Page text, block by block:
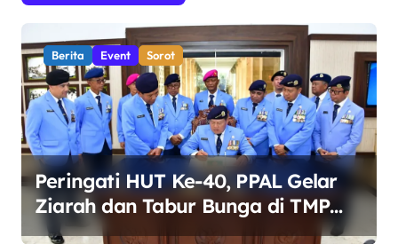
a
s
i
p
o
s
Berita Event Sorot
Peringati HUT Ke-40, PPAL Gelar
Ziarah dan Tabur Bunga di TMP
Kalibata